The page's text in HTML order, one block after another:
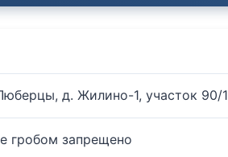
д. Жилино-1, участок 90/1
гробом запрещено